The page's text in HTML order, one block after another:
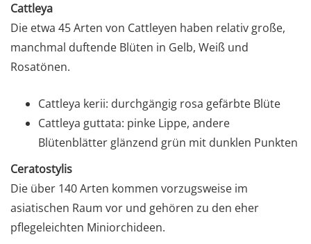
Cattleya
Die etwa 45 Arten von Cattleyen haben relativ große,
manchmal duftende Blüten in Gelb, Weiß und
Rosatönen.
Cattleya kerii: durchgängig rosa gefärbte Blüte
Cattleya guttata: pinke Lippe, andere
Blütenblätter glänzend grün mit dunklen Punkten
Ceratostylis
Die über 140 Arten kommen vorzugsweise im
asiatischen Raum vor und gehören zu den eher
pflegeleichten Miniorchideen.